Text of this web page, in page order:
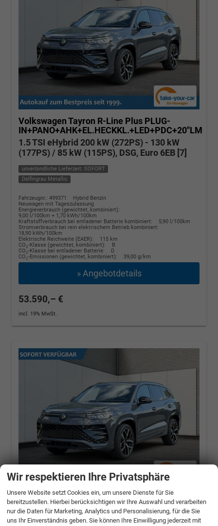
Volkswagen Tayron R-Line Plus PLUG-
IN+PANO+AHK+EL.HECKKL.+LED+PDC+20''LM
1.5 TSI eHybrid 200 kW (272PS) - 130 kW
(177PS) / 85 kW (115PS), DSG, Euro 6EB [7]
unverbindliche Lieferzeit: SOFORT
Delfingrau Metallic
Fahrzeugnr.: 499371
Hybrid Benzin
Neuwagen mit Tageszulassung
Energieverbrauch (gewichtet, kombiniert):
9,00 l/100km + 1,70 kWh/100km
Kraftstoffverbrauch bei entladener Batterie kombiniert:
5,90 l/100km
Stromverbrauch bei rein elektrischem Betrieb kombiniert:
18,90 kWh/100km
Elektrische Reichweite (EAER):
115 km
CO2-Klasse (gewichtet, kombiniert):
B
CO2-Klasse bei entladener Batterie:
D
CO2-Emissionen (gewichtet, kombiniert): 39,00 g/km
» Angebotdetails
53.590,– €
incl. 19% MwSt.
Volkswagen Tayron R-Line Plus PLUG-
IN+PANO+AHK+EL.HECKKL.+LED+PDC+20''LM
1.5 TSI eHybrid 200 kW (272PS) - 130 kW
Wir respektieren Ihre Privatsphäre
Unsere Website setzt Cookies ein, um unsere Dienste für Sie
bereitzustellen. Hierbei berücksichtigen wir Ihre Auswahl und verarbeiten
nur die Daten für Marketing, Analytics und Personalisierung, für die Sie
uns Ihr Einverständnis geben. Sie können Ihre Einwilligung jederzeit mit